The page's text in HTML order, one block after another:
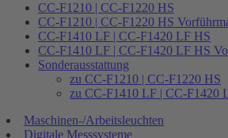
CC-F1210 | CC-F1220 HS
CC-F1210 | CC-F1220 HS
CC-F1410 LF | CC-F1420 LF HS
CC-F1410 LF | CC-F1420 LF HS
Sonderausstattung
zu CC-F1210 | CC-F1220 HS
zu CC-F1410 LF | CC-F1420
Maschinen-/Arbeitsleuchten
Digitale Messsysteme